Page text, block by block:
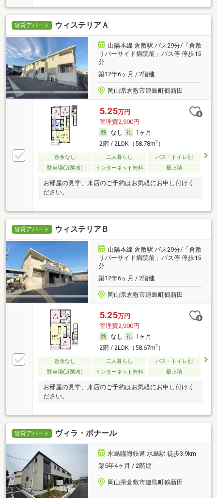
賃貸アパート ウィステリアＡ
山陽本線 倉敷駅 バス29分/「倉敷
リバーサイド病院前」バス停 停歩15
分
築12年6ヶ月 / 2階建
岡山県倉敷市連島町鶴新田
5.25万円
管理費2,900円
なし
1ヶ月
2階 / 2LDK（58.78m2）
敷金なし 二人暮らし
バス・トイレ別
駐車場(近隣含)
インターネット無料 最上階
お部屋の見学、来店のご予約はお気軽にお申し付けく
ださい。
賃貸アパート ウィステリアＢ
山陽本線 倉敷駅 バス29分/「倉敷
リバーサイド病院前」バス停 停歩15
分
築12年6ヶ月 / 2階建
岡山県倉敷市連島町鶴新田
5.25万円
管理費2,900円
なし
1ヶ月
2階 / 2LDK（58.67m2）
敷金なし 二人暮らし
バス・トイレ別
駐車場(近隣含)
インターネット無料 最上階
お部屋の見学、来店のご予約はお気軽にお申し付けく
ださい。
賃貸アパート ヴィラ・ボナール
水島臨海鉄道 水島駅 徒歩3.9km
築5年4ヶ月 / 2階建
岡山県倉敷市連島町鶴新田